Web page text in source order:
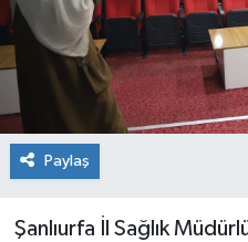
Paylaş
Şanlıurfa İl Sağlık